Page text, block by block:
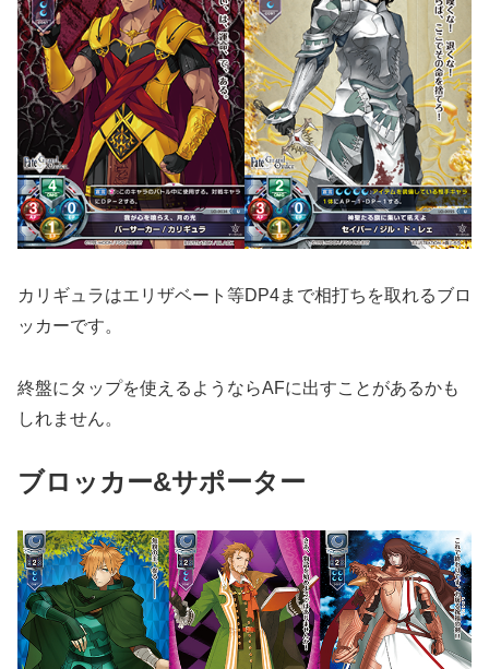
カリギュラはエリザベート等DP4まで相打ちを取れるブロ
ッカーです。
終盤にタップを使えるようならAFに出すことがあるかも
しれません。
ブロッカー&サポーター